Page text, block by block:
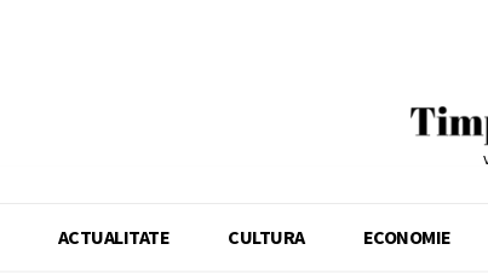
ACTUALITATE CULTURA ECONOMIE